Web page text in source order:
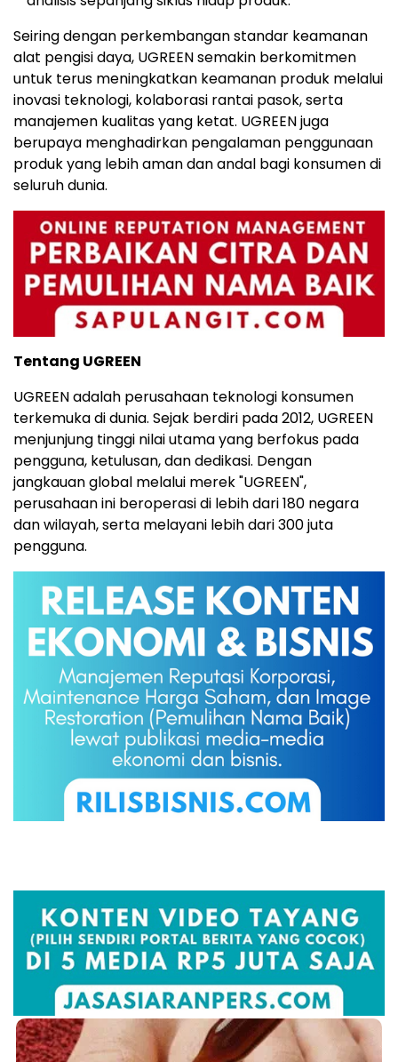
Seiring dengan perkembangan standar keamanan
alat pengisi daya, UGREEN semakin berkomitmen
untuk terus meningkatkan keamanan produk melalui
inovasi teknologi, kolaborasi rantai pasok, serta
manajemen kualitas yang ketat. UGREEN juga
berupaya menghadirkan pengalaman penggunaan
produk yang lebih aman dan andal bagi konsumen di
seluruh dunia.
Tentang UGREEN
UGREEN adalah perusahaan teknologi konsumen
terkemuka di dunia. Sejak berdiri pada 2012, UGREEN
menjunjung tinggi nilai utama yang berfokus pada
pengguna, ketulusan, dan dedikasi. Dengan
jangkauan global melalui merek "UGREEN",
perusahaan ini beroperasi di lebih dari 180 negara
dan wilayah, serta melayani lebih dari 300 juta
pengguna.